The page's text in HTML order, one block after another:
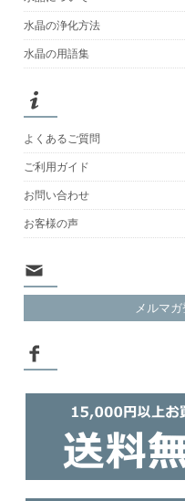
水晶の浄化方法
水晶の用語集
よくあるご質問
ご利用ガイド
お問い合わせ
お客様の声
メルマ